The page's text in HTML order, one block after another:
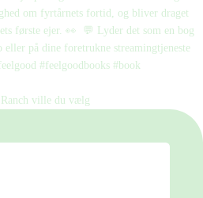
ville du vælg